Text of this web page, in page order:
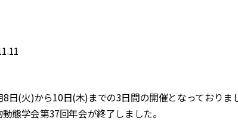
日(火)から10日(木)までの3日間の開催となっておりま
態学会第37回年会が終了しました。